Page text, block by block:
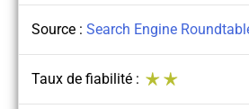
Source : Search Engine
Taux de fiabilité :